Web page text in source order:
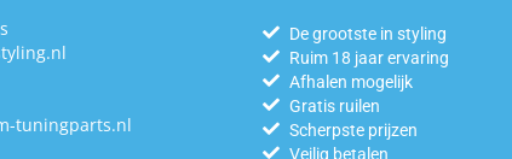
tuningparts.nl
De grootste in styling
Ruim 18 jaar ervaring
Afhalen mogelijk
Gratis ruilen
Scherpste prijzen
Veilig betalen